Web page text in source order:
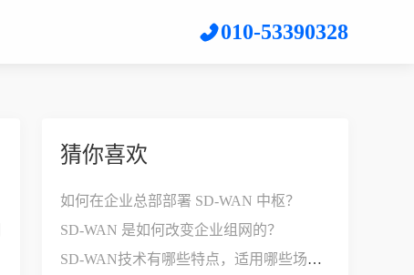
010-53390328
猜你喜欢
如何在企业总部部署 SD-WAN 中枢？
SD-WAN 是如何改变企业组网的？
SD-WAN技术有哪些特点，适用哪些场景？